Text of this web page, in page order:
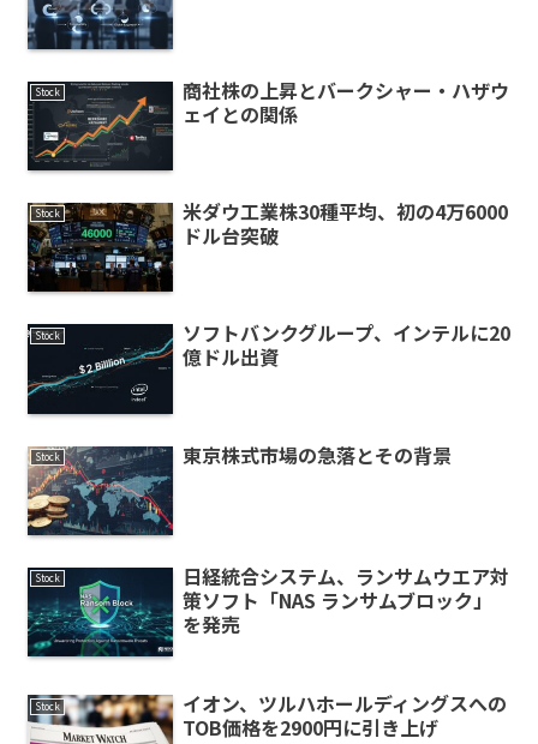
Stock
商社株の上昇とバークシャー・ハザウ
ェイとの関係
Stock
米ダウ工業株30種平均、初の4万6000
ドル台突破
Stock
ソフトバンクグループ、インテルに20
億ドル出資
Stock 東京株式市場の急落とその背景
Stock
日経統合システム、ランサムウエア対
策ソフト「NAS ランサムブロック」
を発売
Stock
イオン、ツルハホールディングスへの
TOB価格を2900円に引き上げ